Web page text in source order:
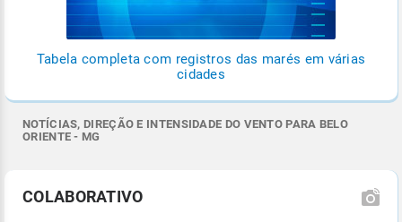
Tabela completa com registros das marés em várias
cidades
NOTÍCIAS, DIREÇÃO E INTENSIDADE DO VENTO PARA BELO
ORIENTE - MG
COLABORATIVO